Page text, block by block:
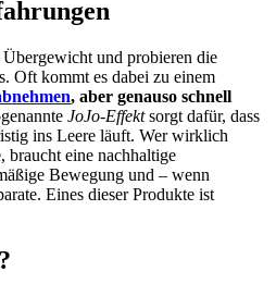
und probieren die
Oft kommt es dabei zu einem
, aber genauso schnell
JoJo-Effektsorgt dafür, dass
ins Leere läuft. Wer wirklich
braucht eine nachhaltige
Bewegung und – wenn
Eines dieser Produkte ist